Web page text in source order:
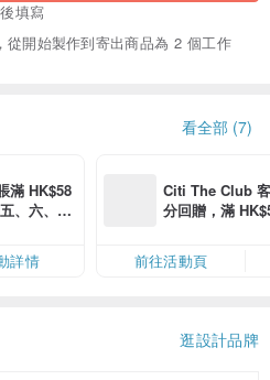
填寫
開始製作到寄出商品為 2 個工作
看全部 (7)
滿 HK$58
、六、日
用信用
詳情
Citi The Club
分回贈，滿
前往活動頁
逛設計品牌